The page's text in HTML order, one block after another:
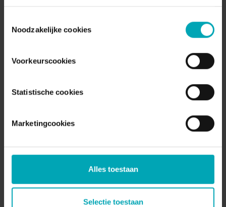
Noodzakelijke cookies
Voorkeurscookies
Statistische cookies
Marketingcookies
Alles toestaan
Selectie toestaan
hybride werkmodel kan
graag zien hoe.
Kom in contact